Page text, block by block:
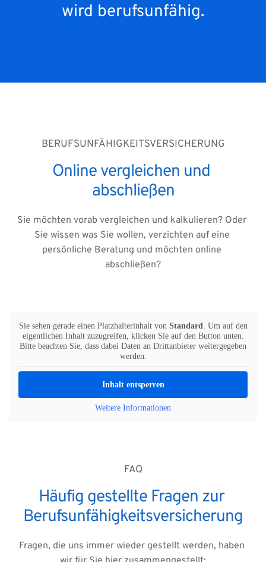
wird berufsunfähig.
BERUFSUNFÄHIGKEITSVERSICHERUNG
Online vergleichen und
abschließen
Sie möchten vorab vergleichen und kalkulieren? Oder
Sie wissen was Sie wollen, verzichten auf eine
persönliche Beratung und möchten online
abschließen?
Sie sehen gerade einen Platzhalterinhalt von Standard
. Um auf den
eigentlichen Inhalt zuzugreifen, klicken Sie auf den Button unten.
Bitte beachten Sie, dass dabei Daten an Drittanbieter weitergegeben
werden.
Inhalt entsperren
Weitere Informationen
FAQ
Häufig gestellte Fragen zur
Berufsunfähigkeitsversicherung
Fragen, die uns immer wieder gestellt werden, haben